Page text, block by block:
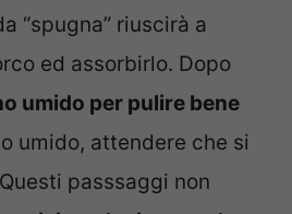
“spugna” riuscirà a
ed assorbirlo. Dopo
umido per pulire bene
umido, attendere che si
passsaggi non